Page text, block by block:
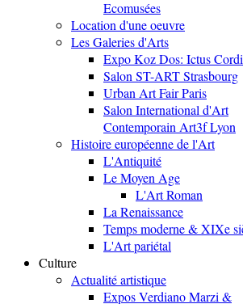
Ecomusées
Location d'une oeuvre
Les Galeries d'Arts
Expo Koz Dos: Ictus Cordi
Salon ST-ART Strasbourg
Urban Art Fair Paris
Salon International d'Art
Contemporain Art3f Lyon
Histoire européenne de l'Art
L'Antiquité
Le Moyen Age
L'Art Roman
La Renaissance
Temps moderne & XIXe
L'Art pariétal
Culture
Actualité artistique
Expos Verdiano Marzi &